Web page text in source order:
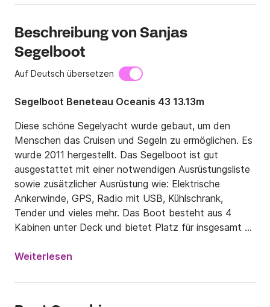
Beschreibung von Sanjas
Segelboot
Auf Deutsch übersetzen
Segelboot Beneteau Oceanis 43 13.13m
Diese schöne Segelyacht wurde gebaut, um den
Menschen das Cruisen und Segeln zu ermöglichen. Es
wurde 2011 hergestellt. Das Segelboot ist gut
ausgestattet mit einer notwendigen Ausrüstungsliste
sowie zusätzlicher Ausrüstung wie: Elektrische
Ankerwinde, GPS, Radio mit USB, Kühlschrank,
Tender und vieles mehr. Das Boot besteht aus 4
Kabinen unter Deck und bietet Platz für insgesamt 9
Transit-Log von 130 EUR/Buchung.
Bezüglich der optionalen Extras bieten wir Ihnen: Ein
Weiterlesen